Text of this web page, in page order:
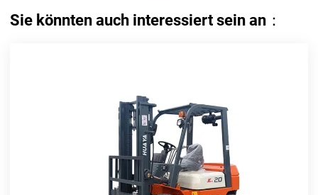
Sie könnten auch interessiert sein an：